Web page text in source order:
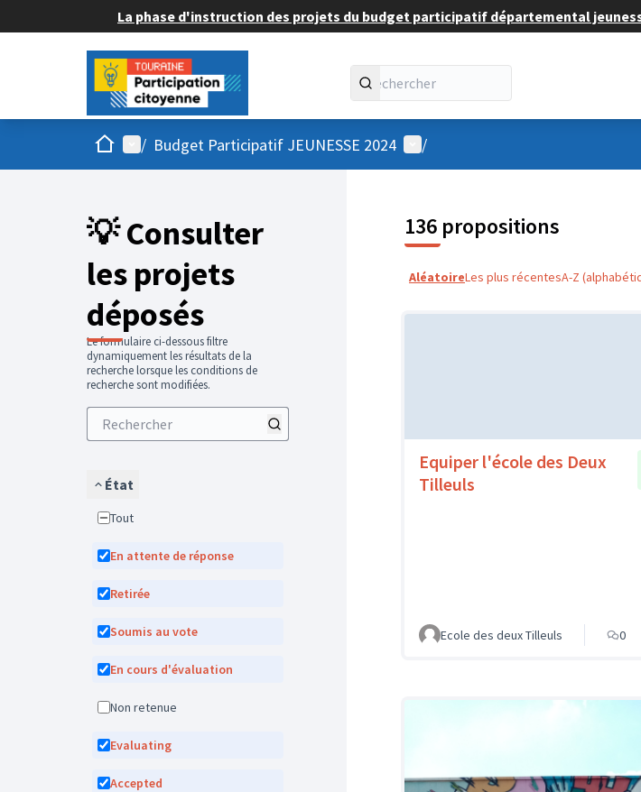
La phase d'instruction des projets du budget participatif départemental
AccueilMenu principal
/ Budget Participatif JEUNESSE 2024 Menu utilisateur
/
💡 Consulter
les projets
déposés
Le formulaire ci-dessous filtre
dynamiquement les résultats de la
recherche lorsque les conditions de
recherche sont modifiées.
État
Tout
En attente de réponse
Retirée
Soumis au vote
En cours d'évaluation
Non retenue
Evaluating
Accepted
136 propositions
AléatoireLes plus récentesA-Z
Equiper l'école des Deux
Tilleuls
Ecole des deux Tilleuls 0